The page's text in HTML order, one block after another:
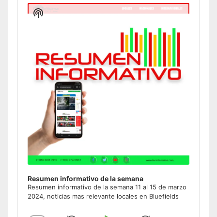
Player
Resumen informativo de la semana
Resumen informativo de la semana 11 al 15 de marzo
2024, noticias mas relevante locales en Bluefields
Show